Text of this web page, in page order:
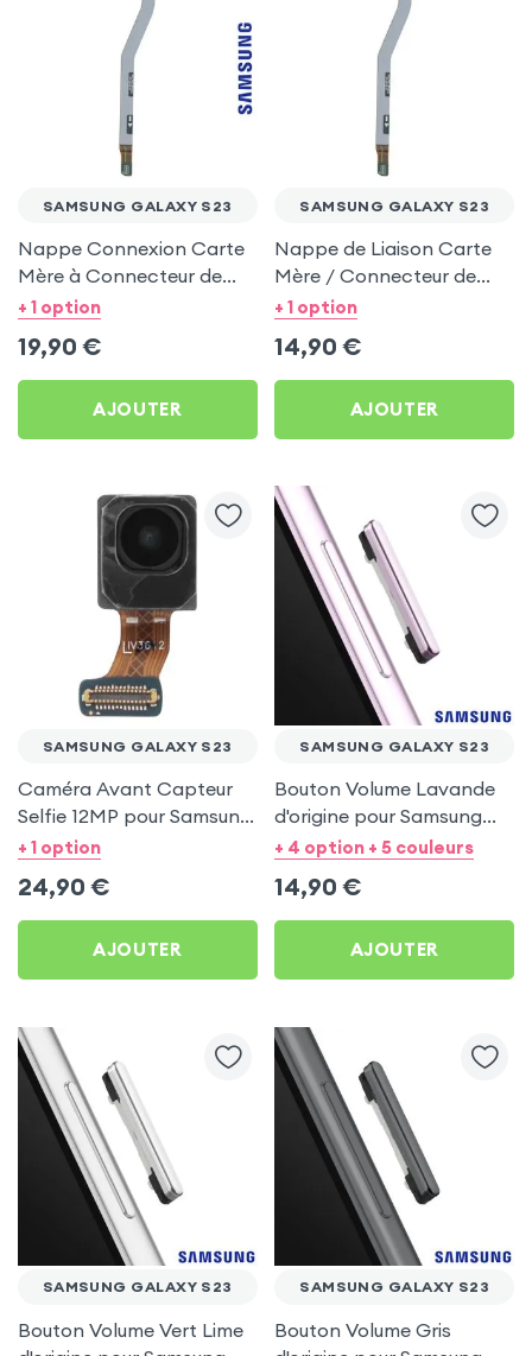
SAMSUNG GALAXY S23
Nappe Connexion Carte
Mère à Connecteur de
charge - Original Service
Galaxy S23
+ 1 option
19,90 €
AJOUTER
SAMSUNG GALAXY S23
Nappe de Liaison Carte
Mère / Connecteur de
charge pour Samsung
+ 1 option
14,90 €
AJOUTER
SAMSUNG GALAXY S23
Caméra Avant Capteur
Selfie 12MP pour Samsung
Galaxy S23
+ 1 option
24,90 €
AJOUTER
SAMSUNG GALAXY S23
Bouton Volume Lavande
d'origine pour Samsung
Galaxy S23
+ 4 option + 5 couleurs
14,90 €
AJOUTER
SAMSUNG GALAXY S23
Bouton Volume Vert Lime
SAMSUNG GALAXY S23
Bouton Volume Gris